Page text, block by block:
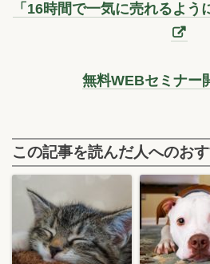
「16時間で一気に売れるよう
無料WEBセミナー
この記事を読んだ人へのお